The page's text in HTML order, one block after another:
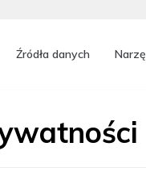
Źródła danych